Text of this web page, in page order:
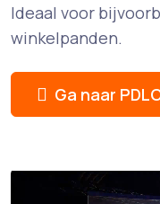
Ideaal voor
winkelpanden.
Ga naar